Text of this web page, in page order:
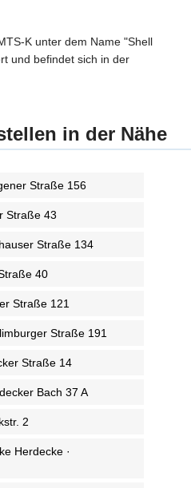
K unter dem Name "Shell
und befindet sich in der
in der Nähe
Straße 156
Straße 43
Straße 134
40
Straße 121
Straße 191
Straße 14
Bach 37 A
2
Herdecke ·